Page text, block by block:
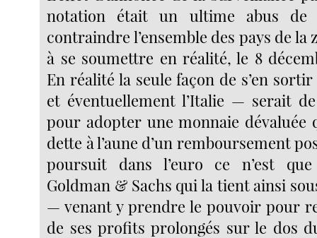
notation était un ultime abus
contraindre l’ensemble des pays de la
à se soumettre en réalité, le 8
En réalité la seule façon de s’en
et éventuellement l’Italie — serait
pour adopter une monnaie dévaluée
dette à l’aune d’un remboursement
poursuit dans l’euro ce n’est
Goldman & Sachs qui la tient ainsi
— venant y prendre le pouvoir pour
de ses profits prolongés sur le dos